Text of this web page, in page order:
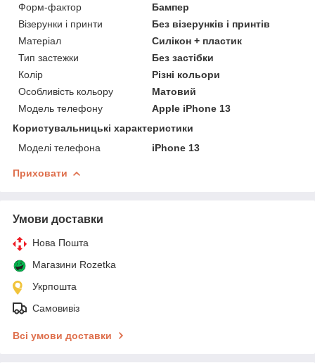
Форм-фактор
Бампер
Візерунки і принти
Без візерунків і принтів
Матеріал
Силікон + пластик
Тип застежки
Без застібки
Колір
Різні кольори
Особливість кольору
Матовий
Модель телефону
Apple iPhone 13
Користувальницькі характеристики
Моделі телефона
iPhone 13
Приховати
Умови доставки
Нова Пошта
Магазини Rozetka
Укрпошта
Самовивіз
Всі умови доставки